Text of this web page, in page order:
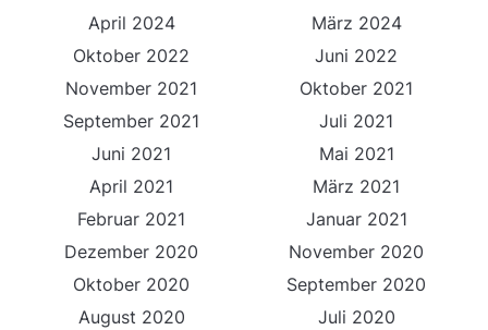
April 2024
März 2024
Oktober 2022
Juni 2022
November 2021
Oktober 2021
September 2021
Juli 2021
Juni 2021
Mai 2021
April 2021
März 2021
Februar 2021
Januar 2021
Dezember 2020
November 2020
Oktober 2020
September 2020
August 2020
Juli 2020